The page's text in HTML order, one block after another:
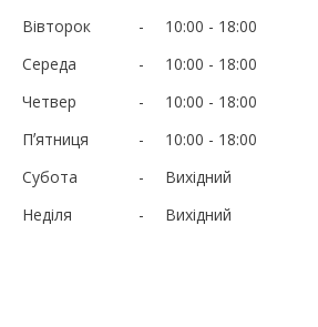
Вівторок
10:00
18:00
Середа
10:00
18:00
Четвер
10:00
18:00
Пʼятниця
10:00
18:00
Субота
Вихідний
Неділя
Вихідний